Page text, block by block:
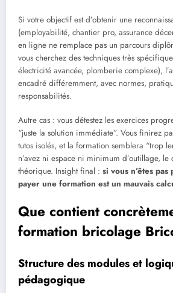
Si votre objectif est d’obtenir une
(employabilité, chantier pro, assurance
en ligne ne remplace pas un parcours
vous cherchez des techniques très
électricité avancée, plomberie complexe),
encadré différemment, avec normes,
responsabilités.
Autre cas : vous détestez les exercices
“juste la solution immédiate”. Vous finirez
tutos isolés, et la formation semblera “trop
n’avez ni espace ni minimum d’outillage, le
théorique. Insight final : si vous n’êtes
payer une formation est un mauvais
Que contient
formation bricolage
Structure des modules et
pédagogique